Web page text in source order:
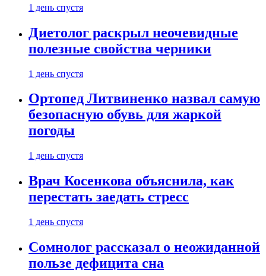
1 день спустя
Диетолог раскрыл неочевидные
полезные свойства черники
1 день спустя
Ортопед Литвиненко назвал самую
безопасную обувь для жаркой
погоды
1 день спустя
Врач Косенкова объяснила, как
перестать заедать стресс
1 день спустя
Сомнолог рассказал о неожиданной
пользе дефицита сна